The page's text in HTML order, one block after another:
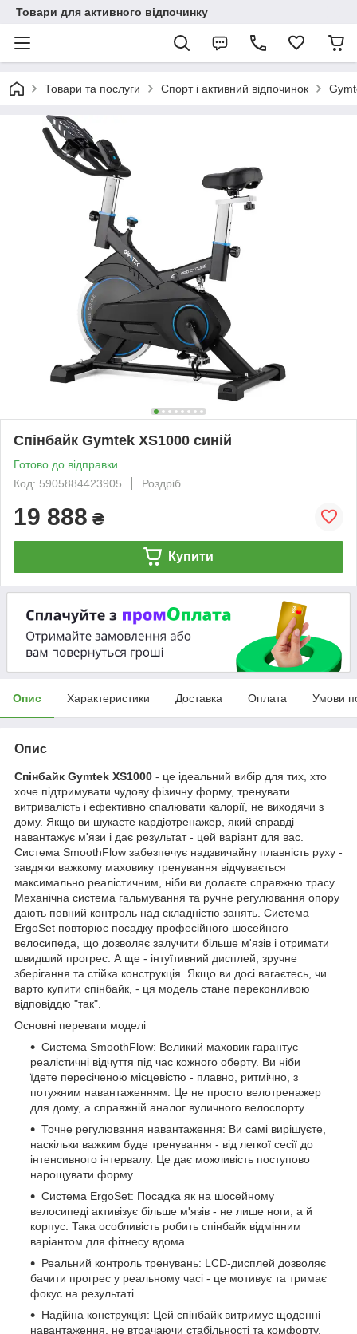
Товари для активного відпочинку
Товари та послуги Спорт і активний відпочинок
Спінбайк Gymtek XS1000 синій
Готово до відправки
Код: 5905884423905
Роздріб
19 888 ₴
Купити
Опис Характеристики Доставка Оплата Умови
Опис
Спінбайк Gymtek XS1000 - це ідеальний вибір для тих, хто
хоче підтримувати чудову фізичну форму, тренувати
витривалість і ефективно спалювати калорії, не виходячи з
дому. Якщо ви шукаєте кардіотренажер, який справді
навантажує м'язи і дає результат - цей варіант для вас.
Система SmoothFlow забезпечує надзвичайну плавність руху -
завдяки важкому маховику тренування відчувається
максимально реалістичним, ніби ви долаєте справжню трасу.
Механічна система гальмування та ручне регулювання опору
дають повний контроль над складністю занять. Система
ErgoSet повторює посадку професійного шосейного
велосипеда, що дозволяє залучити більше м'язів і отримати
швидший прогрес. А ще - інтуїтивний дисплей, зручне
зберігання та стійка конструкція. Якщо ви досі вагаєтесь, чи
варто купити спінбайк, - ця модель стане переконливою
відповіддю "так".
Основні переваги моделі
Система SmoothFlow: Великий маховик гарантує
реалістичні відчуття під час кожного оберту. Ви ніби
їдете пересіченою місцевістю - плавно, ритмічно, з
потужним навантаженням. Це не просто велотренажер
для дому, а справжній аналог вуличного велоспорту.
Точне регулювання навантаження: Ви самі вирішуєте,
наскільки важким буде тренування - від легкої сесії до
інтенсивного інтервалу. Це дає можливість поступово
нарощувати форму.
Система ErgoSet: Посадка як на шосейному
велосипеді активізує більше м'язів - не лише ноги, а й
корпус. Така особливість робить спінбайк відмінним
варіантом для фітнесу вдома.
Реальний контроль тренувань: LCD-дисплей дозволяє
бачити прогрес у реальному часі - це мотивує та тримає
фокус на результаті.
Надійна конструкція: Цей спінбайк витримує щоденні
навантаження, не втрачаючи стабільності та комфорту.